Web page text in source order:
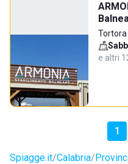
Tortora
e altri
1
Spiagge.it Calabria